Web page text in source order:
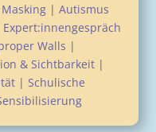
|Autismus
Expert:innengespräch
Walls |
& Sichtbarkeit |
| Schulische